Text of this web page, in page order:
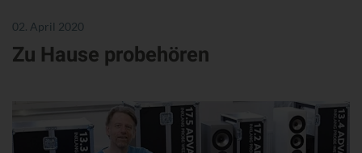
02. April 2020
Zu Hause probehören